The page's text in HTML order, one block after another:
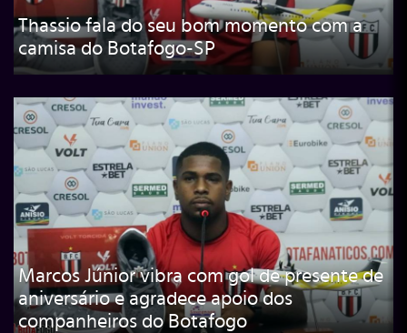
Thassio fala do seu bom momento com a
camisa do Botafogo-SP
Marcos Júnior vibra com gol de presente de
aniversário e agradece apoio dos
companheiros do Botafogo